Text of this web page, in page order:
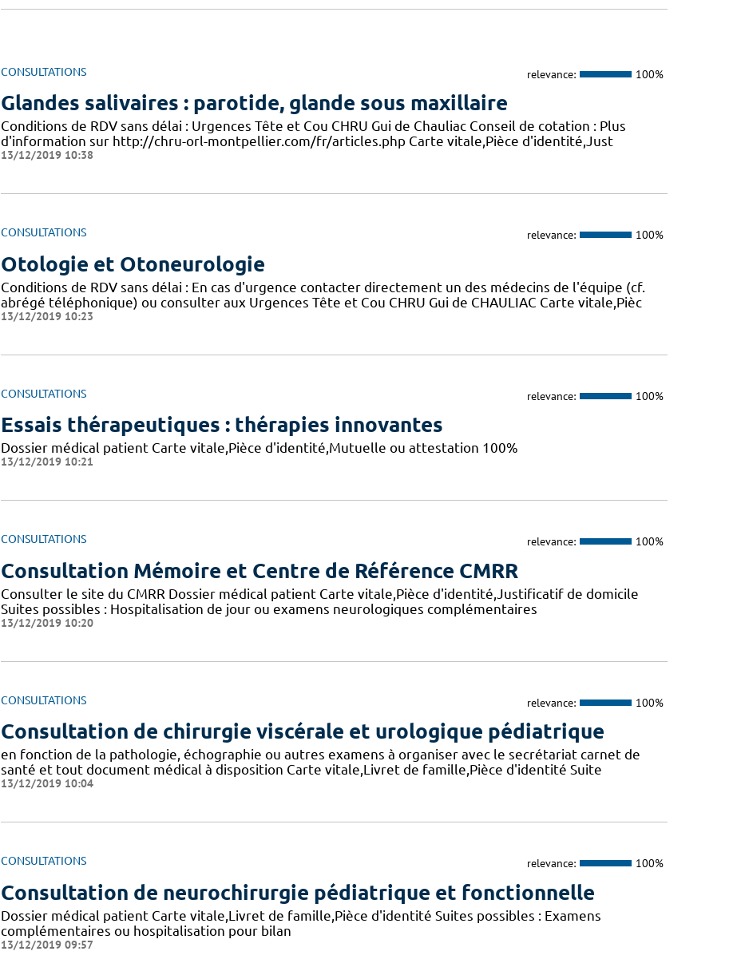
CONSULTATIONS relevance: 100%
Glandes salivaires : parotide, glande sous maxillaire
Conditions de RDV sans délai : Urgences Tête et Cou CHRU Gui de Chauliac Conseil de cotation : Plus
d'information sur http://chru-orl-montpellier.com/fr/articles.php Carte vitale,Pièce d'identité,Just
13/12/2019 10:38
CONSULTATIONS relevance: 100%
Otologie et Otoneurologie
Conditions de RDV sans délai : En cas d'urgence contacter directement un des médecins de l'équipe (cf.
abrégé téléphonique) ou consulter aux Urgences Tête et Cou CHRU Gui de CHAULIAC Carte vitale,Pièc
13/12/2019 10:23
CONSULTATIONS relevance: 100%
Essais thérapeutiques : thérapies innovantes
Dossier médical patient Carte vitale,Pièce d'identité,Mutuelle ou attestation 100%
13/12/2019 10:21
CONSULTATIONS relevance: 100%
Consultation Mémoire et Centre de Référence CMRR
Consulter le site du CMRR Dossier médical patient Carte vitale,Pièce d'identité,Justificatif de domicile
Suites possibles : Hospitalisation de jour ou examens neurologiques complémentaires
13/12/2019 10:20
CONSULTATIONS relevance: 100%
Consultation de chirurgie viscérale et urologique pédiatrique
en fonction de la pathologie, échographie ou autres examens à organiser avec le secrétariat carnet de
santé et tout document médical à disposition Carte vitale,Livret de famille,Pièce d'identité Suite
13/12/2019 10:04
CONSULTATIONS relevance: 100%
Consultation de neurochirurgie pédiatrique et fonctionnelle
Dossier médical patient Carte vitale,Livret de famille,Pièce d'identité Suites possibles : Examens
complémentaires ou hospitalisation pour bilan
13/12/2019 09:57